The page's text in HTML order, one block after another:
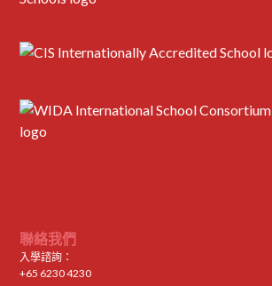
聯絡我們
入學諮詢：
+65 6230 4230